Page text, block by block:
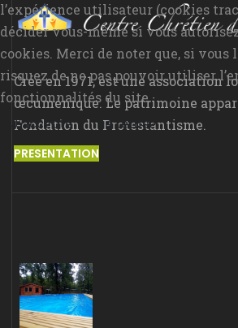
Créé en 1971, est une association
œcuménique. Le patrimoine
Fondation du Protestantisme.
PRESENTATION
l’expérience utilisateur (cookies
décider vous-même si vous
cookies. Merci de noter que, si vous
risquez de ne pas pouvoir utiliser
fonctionnalités du site.
J'accepte
Je refuse